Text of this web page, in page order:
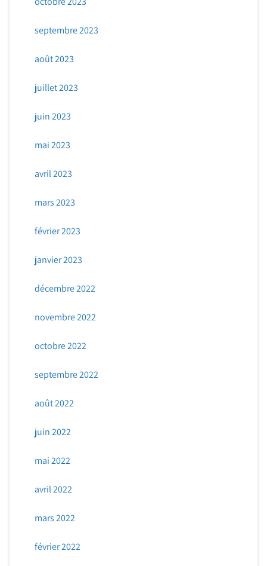
septembre 2023
août 2023
juillet 2023
juin 2023
mai 2023
avril 2023
mars 2023
février 2023
janvier 2023
décembre 2022
novembre 2022
octobre 2022
septembre 2022
août 2022
juin 2022
mai 2022
avril 2022
mars 2022
février 2022